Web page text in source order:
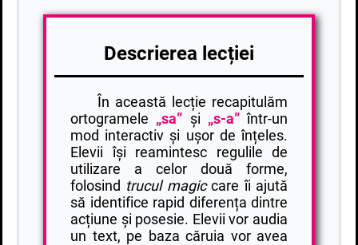
Descrierea lecției
În această lecție recapitulăm
ortogramele „sa” și „s-a”într-un
mod interactiv și ușor de înțeles.
Elevii își reamintesc regulile de
utilizare a celor două forme,
folosind trucul magiccare îi ajută
să identifice rapid diferența dintre
acțiune și posesie. Elevii vor audia
un text, pe baza căruia vor avea